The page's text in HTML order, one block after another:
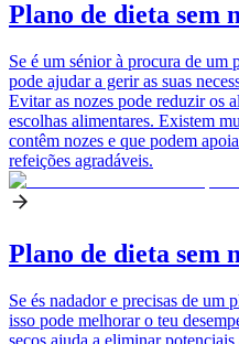
Plano de dieta sem
Se é um sénior à procura de um
pode ajudar a gerir as suas
Evitar as nozes pode reduzir os
escolhas alimentares. Existem
contêm nozes e que podem
refeições agradáveis.
Plano de dieta sem
Se és nadador e precisas de um
isso pode melhorar o teu
secos ajuda a eliminar